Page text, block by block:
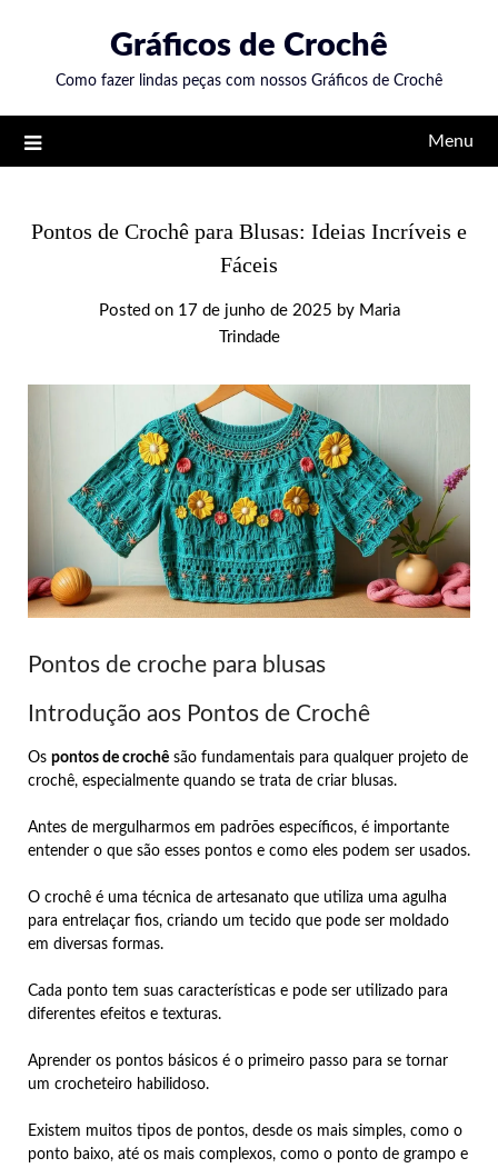
content
Gráficos de Crochê
Como fazer lindas peças com nossos Gráficos de Crochê
Menu
Pontos de Crochê para Blusas: Ideias Incríveis e
Fáceis
Posted on 17 de junho de 2025 by Maria
Trindade
Pontos de croche para blusas
Introdução aos Pontos de Crochê
Os pontos de crochê são fundamentais para qualquer projeto de
crochê, especialmente quando se trata de criar blusas.
Antes de mergulharmos em padrões específicos, é importante
entender o que são esses pontos e como eles podem ser usados.
O crochê é uma técnica de artesanato que utiliza uma agulha
para entrelaçar fios, criando um tecido que pode ser moldado
em diversas formas.
Cada ponto tem suas características e pode ser utilizado para
diferentes efeitos e texturas.
Aprender os pontos básicos é o primeiro passo para se tornar
um crocheteiro habilidoso.
Existem muitos tipos de pontos, desde os mais simples, como o
ponto baixo, até os mais complexos, como o ponto de grampo e